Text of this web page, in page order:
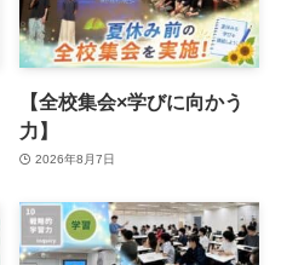
【全校集会×学びに向かう
力】
2026年8月7日